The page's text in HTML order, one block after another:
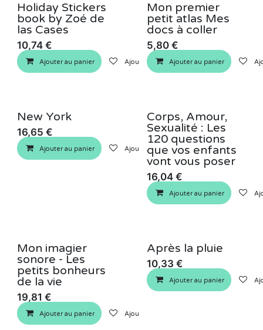
Holiday Stickers
book by Zoé de
las Cases
10,74 €
Ajouter au panier Ajouter à la liste de souhaits
Mon premier
petit atlas Mes
docs à coller
5,80€
Ajouter au panier
New York
16,65 €
Ajouter au panier Ajouter à la liste de souhaits
Corps, Amour,
Sexualité : Les
120 questions
que vos enfants
vont vous poser
16,04€
Ajouter au panier
Mon imagier
sonore - Les
petits bonheurs
de la vie
19,81 €
Ajouter au panier Ajouter à la liste de souhaits
Après la pluie
10,33 €
Ajouter au panier